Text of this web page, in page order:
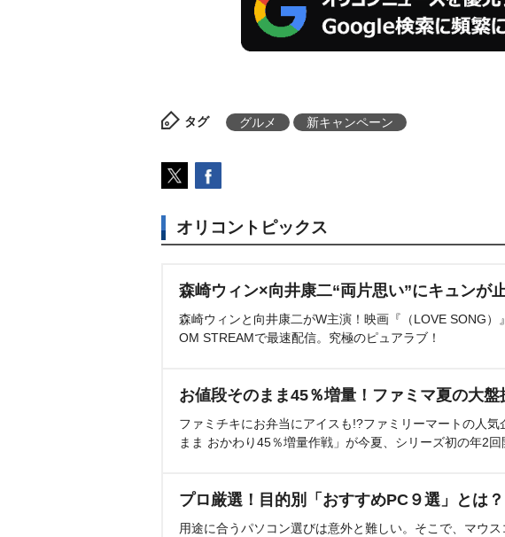
タグ グルメ 新キャンペーン
オリコントピックス
森崎ウィン×向井康二“両片思い”にキュンが
森崎ウィンと向井康二がW主演！映画『（LOVE SONG）
OM STREAMで最速配信。究極のピュアラブ！
お値段そのまま45％増量！ファミマ夏の大盤
ファミチキにお弁当にアイスも!?ファミリーマートの人気
まま おかわり45％増量作戦」が今夏、シリーズ初の年2回
プロ厳選！目的別「おすすめPC９選」とは？
用途に合うパソコン選びは意外と難しい。そこで、マウ